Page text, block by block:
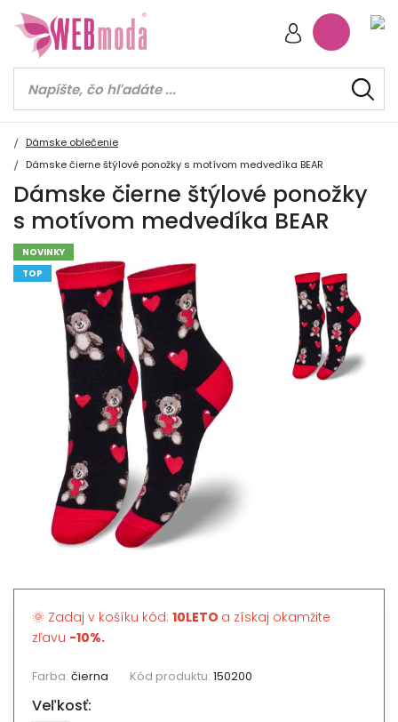
Dámske oblečenie
Dámske čierne štýlové ponožky s motívom medvedíka BEAR
Dámske čierne štýlové ponožky
s motívom medvedíka BEAR
NOVINKY
TOP
🌞 Zadaj v košíku kód: 10LETO a získaj okamžite
zľavu -10%.
Farba: čierna Kód produktu: 150200
Veľkosť: